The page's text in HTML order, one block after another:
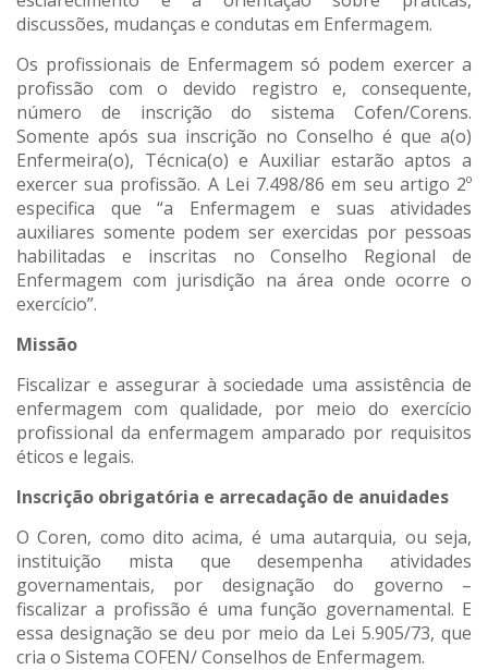
discussões, mudanças e condutas em Enfermagem.
Os profissionais de Enfermagem só podem exercer a
profissão com o devido registro e, consequente,
número de inscrição do sistema Cofen/Corens.
Somente após sua inscrição no Conselho é que a(o)
Enfermeira(o), Técnica(o) e Auxiliar estarão aptos a
exercer sua profissão. A Lei 7.498/86 em seu artigo 2º
especifica que “a Enfermagem e suas atividades
auxiliares somente podem ser exercidas por pessoas
habilitadas e inscritas no Conselho Regional de
Enfermagem com jurisdição na área onde ocorre o
exercício”.
Missão
Fiscalizar e assegurar à sociedade uma assistência de
enfermagem com qualidade, por meio do exercício
profissional da enfermagem amparado por requisitos
éticos e legais.
Inscrição obrigatória e arrecadação de anuidades
O Coren, como dito acima, é uma autarquia, ou seja,
instituição mista que desempenha atividades
governamentais, por designação do governo –
fiscalizar a profissão é uma função governamental. E
essa designação se deu por meio da Lei 5.905/73, que
cria o Sistema COFEN/ Conselhos de Enfermagem.